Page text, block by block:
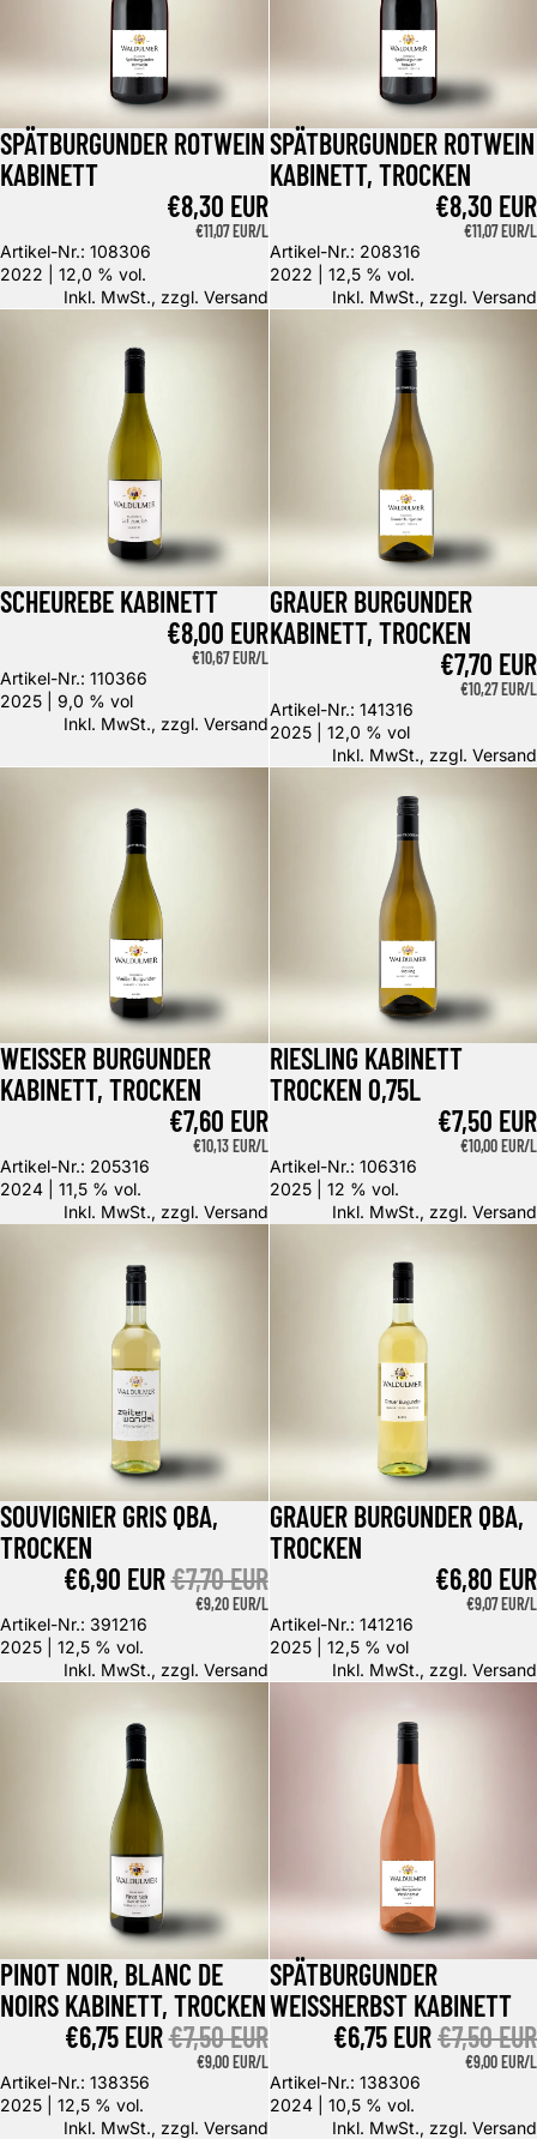
SPÄTBURGUNDER ROTWEIN
KABINETT
€8,30 EUR
GRUNDPREIS
€11,07 EUR/L
Artikel-Nr.: 108306
2022 | 12,0 % vol.
Inkl. MwSt., zzgl. Versand
SPÄTBURGUNDER ROTWEIN
KABINETT, TROCKEN
€8,30 EUR
GRUNDPREIS
€11,07 EUR/L
Artikel-Nr.: 208316
2022 | 12,5 % vol.
Inkl. MwSt., zzgl. Versand
SCHEUREBE KABINETT
€8,00 EUR
GRUNDPREIS
€10,67 EUR/L
Artikel-Nr.: 110366
2025 | 9,0 % vol
Inkl. MwSt., zzgl. Versand
GRAUER BURGUNDER
KABINETT, TROCKEN
€7,70 EUR
GRUNDPREIS
€10,27 EUR/L
Artikel-Nr.: 141316
2025 | 12,0 % vol
Inkl. MwSt., zzgl. Versand
WEISSER BURGUNDER
KABINETT, TROCKEN
€7,60 EUR
GRUNDPREIS
€10,13 EUR/L
Artikel-Nr.: 205316
2024 | 11,5 % vol.
Inkl. MwSt., zzgl. Versand
RIESLING KABINETT
TROCKEN 0,75L
€7,50 EUR
GRUNDPREIS
€10,00 EUR/L
Artikel-Nr.: 106316
2025 | 12 % vol.
Inkl. MwSt., zzgl. Versand
Angebot
SOUVIGNIER GRIS QBA,
TROCKEN
ANGEBOTSPREIS
€6,90 EURNORMALER PREIS
€7,70 EUR
GRUNDPREIS
€9,20 EUR/L
Artikel-Nr.: 391216
2025 | 12,5 % vol.
Inkl. MwSt., zzgl. Versand
GRAUER BURGUNDER QBA,
TROCKEN
€6,80 EUR
GRUNDPREIS
€9,07 EUR/L
Artikel-Nr.: 141216
2025 | 12,5 % vol
Inkl. MwSt., zzgl. Versand
Angebot
PINOT NOIR, BLANC DE
NOIRS KABINETT, TROCKEN
ANGEBOTSPREIS
€6,75 EURNORMALER PREIS
€7,50 EUR
GRUNDPREIS
€9,00 EUR/L
Artikel-Nr.: 138356
2025 | 12,5 % vol.
Inkl. MwSt., zzgl. Versand
Angebot
SPÄTBURGUNDER
WEISSHERBST KABINETT
ANGEBOTSPREIS
€6,75 EUR€7,50 EUR
GRUNDPREIS
€9,00 EUR/L
Artikel-Nr.: 138306
2024 | 10,5 % vol.
Inkl. MwSt., zzgl. Versand